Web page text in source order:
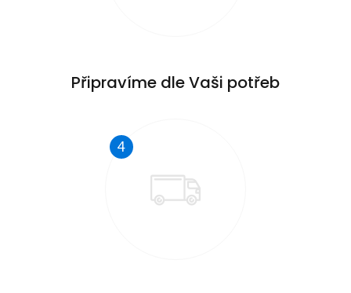
Připravíme dle Vaši potřeb
4